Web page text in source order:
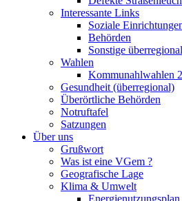
Interessante Links
Soziale
Behörden
Sonstige
Wahlen
Kommunahlwahlen
Gesundheit (überregional)
Überörtliche Behörden
Notruftafel
Satzungen
Über uns
Grußwort
Was ist eine VGem ?
Geografische Lage
Klima & Umwelt
Energienutzungsplan